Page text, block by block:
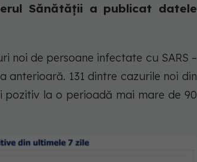
Sănătății a publicat datele
noi de persoane infectate cu SARS –
anterioară. 131 dintre cazurile noi din
la o perioadă mai mare de 90